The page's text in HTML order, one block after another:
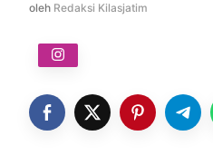
oleh Redaksi Kilasjatim